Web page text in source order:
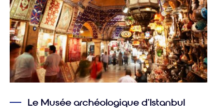
Le Musée archéologique d’Istanbul